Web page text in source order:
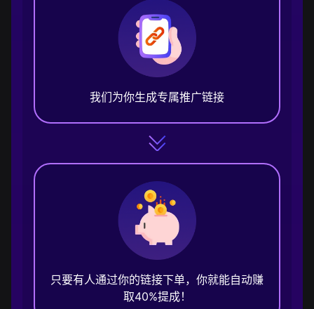
我们为你生成专属推广链接
只要有人通过你的链接下单，你就能自动赚
取40%提成！